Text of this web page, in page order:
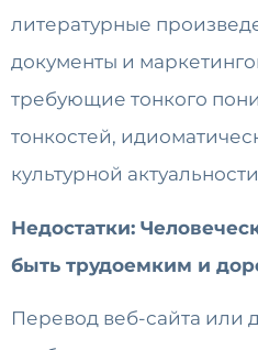
литературные
документы и
требующие тонкого
тонкостей,
культурной
Недостатки:
быть трудоемким и
Перевод веб-сайта или